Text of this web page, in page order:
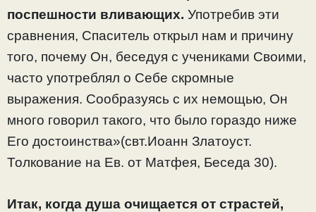
поспешности вливающих. Употребив эти
сравнения, Спаситель открыл нам и причину
того, почему Он, беседуя с учениками Своими,
часто употреблял о Себе скромные
выражения. Сообразуясь с их немощью, Он
много говорил такого, что было гораздо ниже
Его достоинства»(свт.Иоанн Златоуст.
Толкование на Ев. от Матфея, Беседа 30).
Итак, когда душа очищается от страстей,